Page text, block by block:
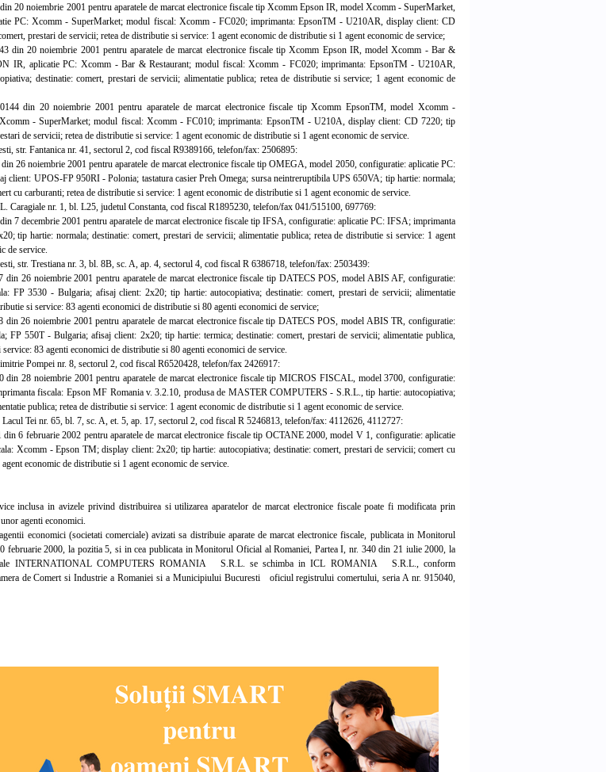
20 noiembrie 2001 pentru aparatele de marcat electronice fiscale tip Xcomm Epson IR, model Xcomm - SuperMarket,
PC: Xcomm - SuperMarket; modul fiscal: Xcomm - FC020; imprimanta: EpsonTM - U210AR, display client: CD
prestari de servicii; retea de distributie si service: 1 agent economic de distributie si 1 agent economic de service;
20 noiembrie 2001 pentru aparatele de marcat electronice fiscale tip Xcomm Epson IR, model Xcomm - Bar &
IR, aplicatie PC: Xcomm - Bar & Restaurant; modul fiscal: Xcomm - FC020; imprimanta: EpsonTM - U210AR,
destinatie: comert, prestari de servicii; alimentatie publica; retea de distributie si service; 1 agent economic de
din 20 noiembrie 2001 pentru aparatele de marcat electronice fiscale tip Xcomm EpsonTM, model Xcomm -
- SuperMarket; modul fiscal: Xcomm - FC010; imprimanta: EpsonTM - U210A, display client: CD 7220; tip
de servicii; retea de distributie si service: 1 agent economic de distributie si 1 agent economic de service.
str. Fantanica nr. 41, sectorul 2, cod fiscal R9389166, telefon/fax: 2506895:
26 noiembrie 2001 pentru aparatele de marcat electronice fiscale tip OMEGA, model 2050, configuratie: aplicatie PC:
client: UPOS-FP 950RI - Polonia; tastatura casier Preh Omega; sursa neintreruptibila UPS 650VA; tip hartie: normala;
cu carburanti; retea de distributie si service: 1 agent economic de distributie si 1 agent economic de service.
nr. 1, bl. L25, judetul Constanta, cod fiscal R1895230, telefon/fax 041/515100, 697769:
7 decembrie 2001 pentru aparatele de marcat electronice fiscale tip IFSA, configuratie: aplicatie PC: IFSA; imprimanta
tip hartie: normala; destinatie: comert, prestari de servicii; alimentatie publica; retea de distributie si service: 1 agent
de service.
str. Trestiana nr. 3, bl. 8B, sc. A, ap. 4, sectorul 4, cod fiscal R 6386718, telefon/fax: 2503439:
26 noiembrie 2001 pentru aparatele de marcat electronice fiscale tip DATECS POS, model ABIS AF, configuratie:
FP 3530 - Bulgaria; afisaj client: 2x20; tip hartie: autocopiativa; destinatie: comert, prestari de servicii; alimentatie
si service: 83 agenti economici de distributie si 80 agenti economici de service;
26 noiembrie 2001 pentru aparatele de marcat electronice fiscale tip DATECS POS, model ABIS TR, configuratie:
FP 550T - Bulgaria; afisaj client: 2x20; tip hartie: termica; destinatie: comert, prestari de servicii; alimentatie publica,
83 agenti economici de distributie si 80 agenti economici de service.
Pompei nr. 8, sectorul 2, cod fiscal R6520428, telefon/fax 2426917:
28 noiembrie 2001 pentru aparatele de marcat electronice fiscale tip MICROS FISCAL, model 3700, configuratie:
fiscala: Epson MF Romania v. 3.2.10, produsa de MASTER COMPUTERS - S.R.L., tip hartie: autocopiativa;
publica; retea de distributie si service: 1 agent economic de distributie si 1 agent economic de service.
Tei nr. 65, bl. 7, sc. A, et. 5, ap. 17, sectorul 2, cod fiscal R 5246813, telefon/fax: 4112626, 4112727:
6 februarie 2002 pentru aparatele de marcat electronice fiscale tip OCTANE 2000, model V 1, configuratie: aplicatie
Xcomm - Epson TM; display client: 2x20; tip hartie: autocopiativa; destinatie: comert, prestari de servicii; comert cu
economic de distributie si 1 agent economic de service.
inclusa in avizele privind distribuirea si utilizarea aparatelor de marcat electronice fiscale poate fi modificata prin
agenti economici.
economici (societati comerciale) avizati sa distribuie aparate de marcat electronice fiscale, publicata in Monitorul
februarie 2000, la pozitia 5, si in cea publicata in Monitorul Oficial al Romaniei, Partea I, nr. 340 din 21 iulie 2000, la
INTERNATIONAL COMPUTERS ROMANIA S.R.L. se schimba in ICL ROMANIA S.R.L., conform
de Comert si Industrie a Romaniei si a Municipiului Bucuresti oficiul registrului comertului, seria A nr. 915040,